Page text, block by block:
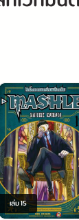
เล่ม15